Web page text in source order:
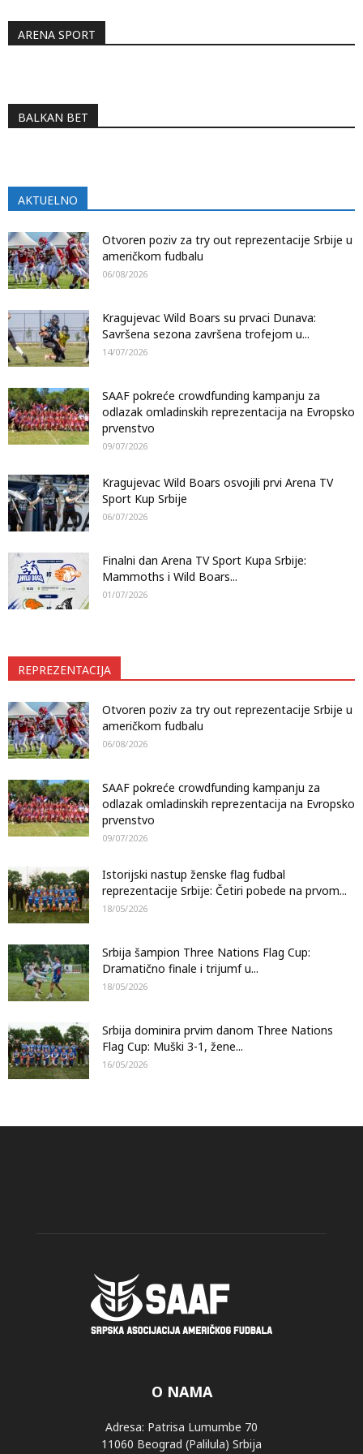
ARENA SPORT
BALKAN BET
AKTUELNO
Otvoren poziv za try out reprezentacije Srbije u
američkom fudbalu
06/08/2026
Kragujevac Wild Boars su prvaci Dunava:
Savršena sezona završena trofejom u...
14/07/2026
SAAF pokreće crowdfunding kampanju za
odlazak omladinskih reprezentacija na Evropsko
prvenstvo
09/07/2026
Kragujevac Wild Boars osvojili prvi Arena TV
Sport Kup Srbije
06/07/2026
Finalni dan Arena TV Sport Kupa Srbije:
Mammoths i Wild Boars...
01/07/2026
REPREZENTACIJA
Otvoren poziv za try out reprezentacije Srbije u
američkom fudbalu
06/08/2026
SAAF pokreće crowdfunding kampanju za
odlazak omladinskih reprezentacija na Evropsko
prvenstvo
09/07/2026
Istorijski nastup ženske flag fudbal
reprezentacije Srbije: Četiri pobede na prvom...
18/05/2026
Srbija šampion Three Nations Flag Cup:
Dramatično finale i trijumf u...
18/05/2026
Srbija dominira prvim danom Three Nations
Flag Cup: Muški 3-1, žene...
16/05/2026
O NAMA
Adresa: Patrisa Lumumbe 70
11060 Beograd (Palilula) Srbija